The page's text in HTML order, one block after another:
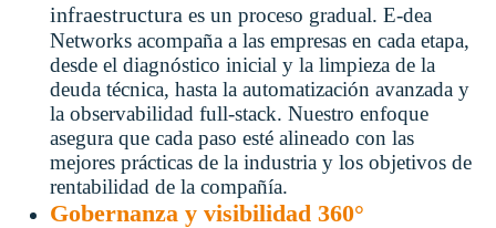
infraestructura es un proceso gradual. E-dea
Networks acompaña a las empresas en cada etapa,
desde el diagnóstico inicial y la limpieza de la
deuda técnica, hasta la automatización avanzada y
la observabilidad full-stack. Nuestro enfoque
asegura que cada paso esté alineado con las
mejores prácticas de la industria y los objetivos de
rentabilidad de la compañía.
Gobernanza y visibilidad 360°